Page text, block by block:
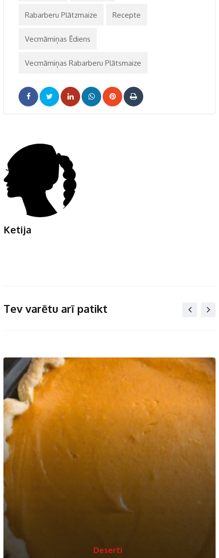
Rabarberu Plātzmaize Recepte
Vecmāmiņas Ēdiens
Vecmāmiņas Rabarberu Plātsmaize
LinkedInWhatsappPinterest
Print
Ketija
Tev varētu arī patikt
Deserti